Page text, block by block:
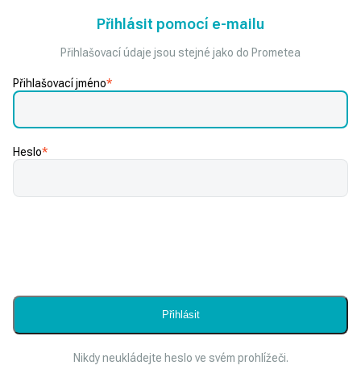
Přihlásit pomocí e-mailu
Přihlašovací údaje jsou stejné jako do Prometea
Přihlašovací jméno*
Heslo*
Nikdy neukládejte heslo ve svém prohlížeči.